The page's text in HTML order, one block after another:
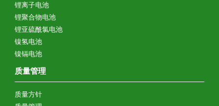
锂离子电池
锂聚合物电池
锂亚硫酰氯电池
镍氢电池
镍镉电池
质量管理
质量方针